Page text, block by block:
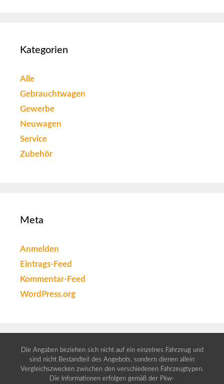
Kategorien
Alle
Gebrauchtwagen
Gewerbe
Neuwagen
Service
Zubehör
Meta
Anmelden
Eintrags-Feed
Kommentar-Feed
WordPress.org
Die Angaben beziehen sich nicht auf ein einzelnes Fahrzeug und
sind nicht Bestandteil des Angebots, sondern dienen allein
Vergleichszwecken zwischen den verschiedenen Fahrzeugtypen.
Die Informationen erfolgen gemäß der Pkw-